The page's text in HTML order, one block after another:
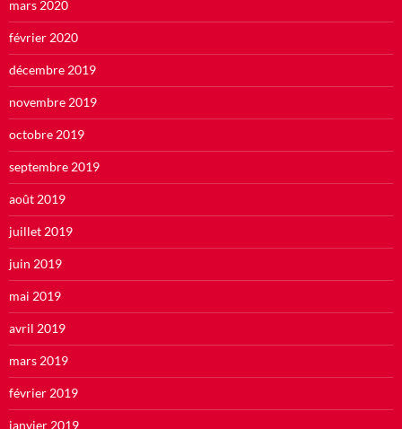
mars 2020
février 2020
décembre 2019
novembre 2019
octobre 2019
septembre 2019
août 2019
juillet 2019
juin 2019
mai 2019
avril 2019
mars 2019
février 2019
janvier 2019